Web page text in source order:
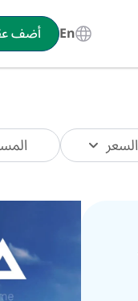
En أضف
السعر